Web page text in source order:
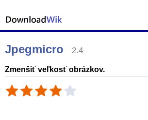
Jpegmicro 2.4
Zmenšiť veľkosť obrázkov.